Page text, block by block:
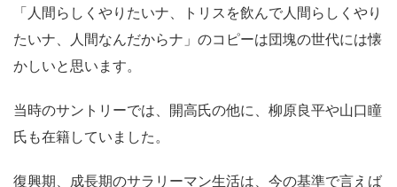
「人間らしくやりたいナ、トリスを飲んで人間らしくやり
たいナ、人間なんだからナ」のコピーは団塊の世代には懐
かしいと思います。
当時のサントリーでは、開高氏の他に、柳原良平や山口瞳
氏も在籍していました。
復興期、成長期のサラリーマン生活は、今の基準で言えば